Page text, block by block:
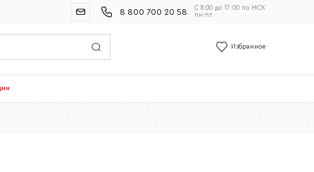
8 800 700 20 58
С 8:00 до 17:00 по МСК
пн-пт
Избранное